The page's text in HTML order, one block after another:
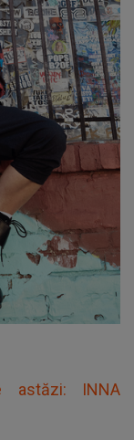
astăzi: INNA